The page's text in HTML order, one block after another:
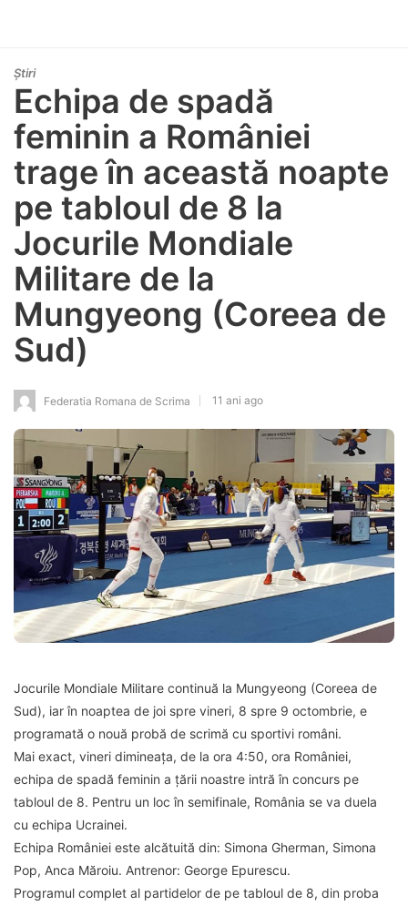
Știri
Echipa de spadă
feminin a României
trage în această noapte
pe tabloul de 8 la
Jocurile Mondiale
Militare de la
Mungyeong (Coreea de
Sud)
Federatia Romana de Scrima 11 ani ago
Jocurile Mondiale Militare continuă la Mungyeong (Coreea de
Sud), iar în noaptea de joi spre vineri, 8 spre 9 octombrie, e
programată o nouă probă de scrimă cu sportivi români.
Mai exact, vineri dimineața, de la ora 4:50, ora României,
echipa de spadă feminin a țării noastre intră în concurs pe
tabloul de 8. Pentru un loc în semifinale, România se va duela
cu echipa Ucrainei.
Echipa României este alcătuită din: Simona Gherman, Simona
Pop, Anca Măroiu. Antrenor: George Epurescu.
Programul complet al partidelor de pe tabloul de 8, din proba